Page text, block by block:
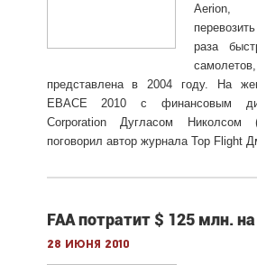
Aerion,
раза
представлена в 2004 году. На
EBACE 2010 с финансовым
Corporation Дугласом Николсом
поговорил автор журнала Top Flight
FAA потратит $ 125 млн.
28 июня 2010